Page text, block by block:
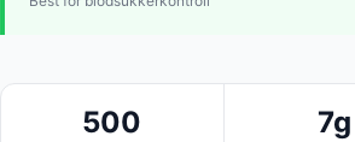
500 7g